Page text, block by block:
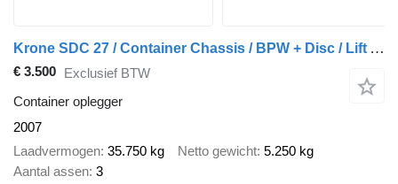
Krone SDC 27 / Container Chassis / BPW + Disc / Lift Axle
€ 3.500 Exclusief BTW
Container oplegger
2007
Laadvermogen 35.750 kg Netto gewicht 5.250 kg
Aantal assen 3